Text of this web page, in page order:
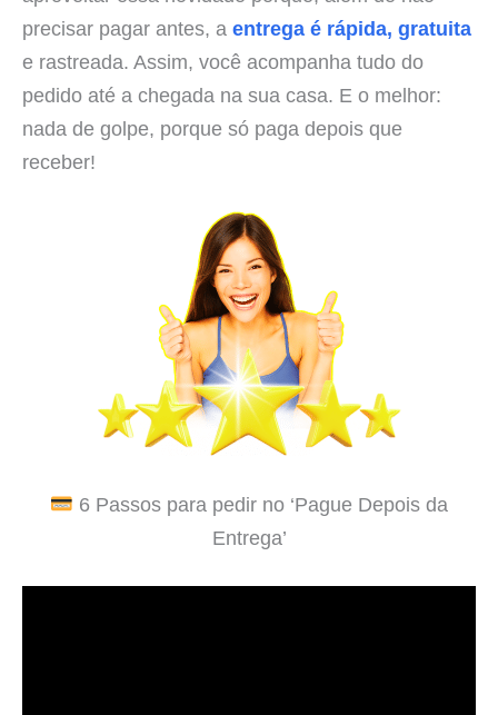
precisar pagar antes, a entrega é rápida, gratuita
e rastreada. Assim, você acompanha tudo do
pedido até a chegada na sua casa. E o melhor:
nada de golpe, porque só paga depois que
receber!
6 Passos para pedir no ‘Pague Depois da
Entrega’